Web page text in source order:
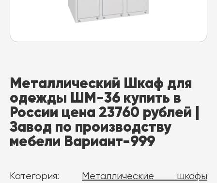
Металлический Шкаф для
одежды ШМ-36 купить в
России цена 23760 рублей |
Завод по производству
мебели Вариант-999
Категория:
Металлические шкафы